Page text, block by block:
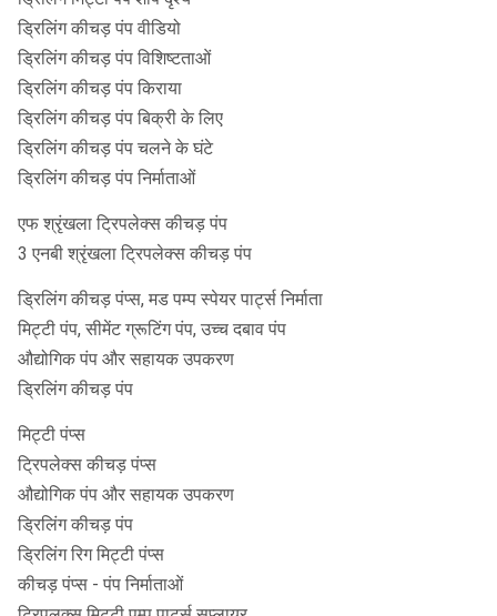
ड्रिलिंग कीचड़ पंप वीडियो
ड्रिलिंग कीचड़ पंप विशिष्टताओं
ड्रिलिंग कीचड़ पंप किराया
ड्रिलिंग कीचड़ पंप बिक्री के लिए
ड्रिलिंग कीचड़ पंप चलने के घंटे
ड्रिलिंग कीचड़ पंप निर्माताओं
एफ श्रृंखला ट्रिपलेक्स कीचड़ पंप
3 एनबी श्रृंखला ट्रिपलेक्स कीचड़ पंप
ड्रिलिंग कीचड़ पंप्स, मड पम्प स्पेयर पार्ट्स निर्माता
मिट्टी पंप, सीमेंट ग्रूटिंग पंप, उच्च दबाव पंप
औद्योगिक पंप और सहायक उपकरण
ड्रिलिंग कीचड़ पंप
मिट्टी पंप्स
ट्रिपलेक्स कीचड़ पंप्स
औद्योगिक पंप और सहायक उपकरण
ड्रिलिंग कीचड़ पंप
ड्रिलिंग रिग मिट्टी पंप्स
कीचड़ पंप्स - पंप निर्माताओं